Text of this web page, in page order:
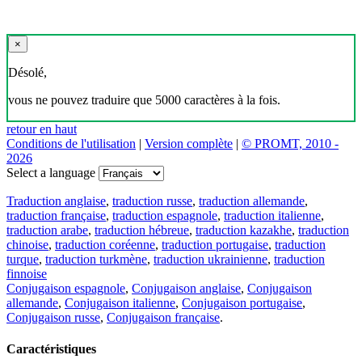
×
Désolé,
vous ne pouvez traduire que 5000 caractères à la fois.
retour en haut
Conditions de l'utilisation | Version complète | © PROMT, 2010 -
2026
Select a language
Traduction anglaise, traduction russe, traduction allemande,
traduction française, traduction espagnole, traduction italienne,
traduction arabe, traduction hébreue, traduction kazakhe, traduction
chinoise, traduction coréenne, traduction portugaise, traduction
turque, traduction turkmène, traduction ukrainienne, traduction
finnoise
Conjugaison espagnole, Conjugaison anglaise, Conjugaison
allemande, Conjugaison italienne, Conjugaison portugaise,
Conjugaison russe, Conjugaison française.
Caractéristiques